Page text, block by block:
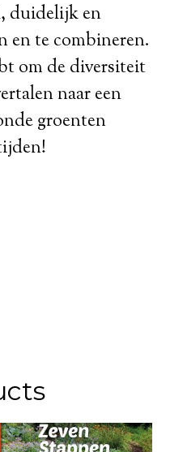
duidelijk en
en te combineren.
om de diversiteit
naar een
groenten